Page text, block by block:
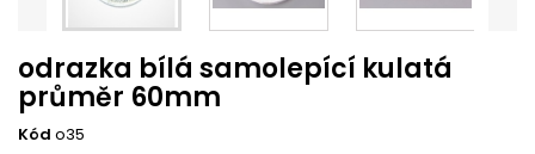
odrazka bílá samolepící kulatá
průměr 60mm
Kód o35